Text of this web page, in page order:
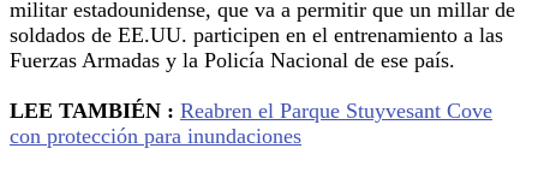
militar estadounidense, que va a permitir que un millar de
soldados de EE.UU. participen en el entrenamiento a las
Fuerzas Armadas y la Policía Nacional de ese país.
LEE TAMBIÉN : Reabren el Parque Stuyvesant Cove
con protección para inundaciones